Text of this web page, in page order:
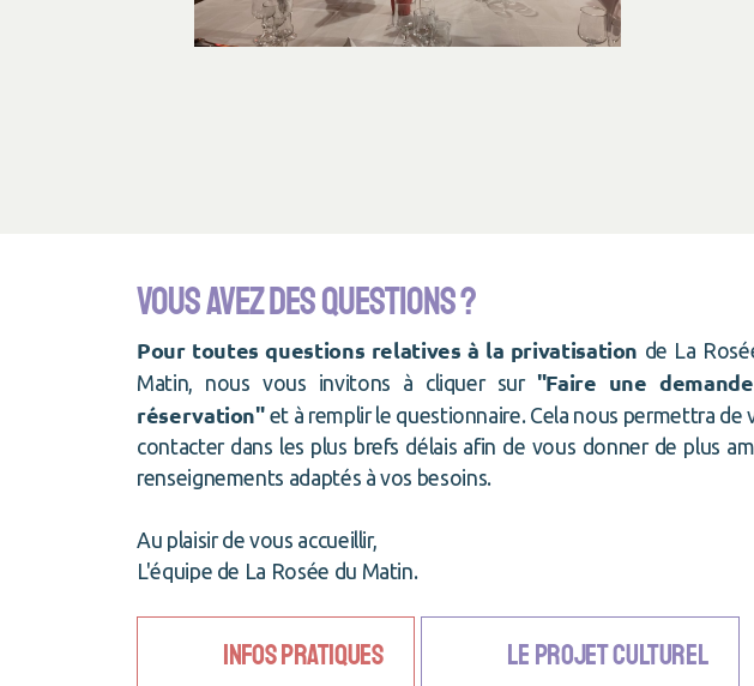
Vous avez des questions ?
Pour toutes questions relatives à la privatisation de La
Matin, nous vous invitons à cliquer sur "Faire une
réservation"et à remplir le questionnaire. Cela nous permettra de
contacter dans les plus brefs délais afin de vous donner de plus
renseignements adaptés à vos besoins.
Au plaisir de vous accueillir,
L'équipe de La Rosée du Matin.
Infos pratiques Le projet culturel